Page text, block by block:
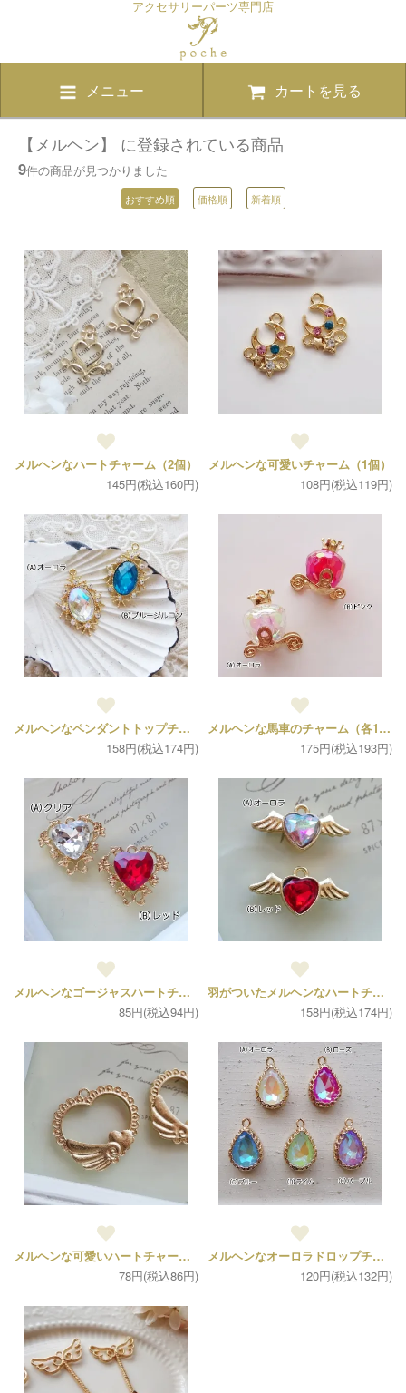
アクセサリーパーツ専門店
メニュー カートを見る
【メルヘン】 に登録されている商品
9件の商品が見つかりました
おすすめ順 価格順 新着順
メルヘンなハートチャーム（2個）
145円(税込160円)
メルヘンな可愛いチャーム（1個）
108円(税込119円)
メルヘンなペンダントトップチャーム（各1個）
158円(税込174円)
メルヘンな馬車のチャーム（各1個）
175円(税込193円)
メルヘンなゴージャスハートチャーム（1個）
85円(税込94円)
羽がついたメルヘンなハートチャーム（各2個）
158円(税込174円)
メルヘンな可愛いハートチャーム（1個）
78円(税込86円)
メルヘンなオーロラドロップチャーム（各1個）
120円(税込132円)